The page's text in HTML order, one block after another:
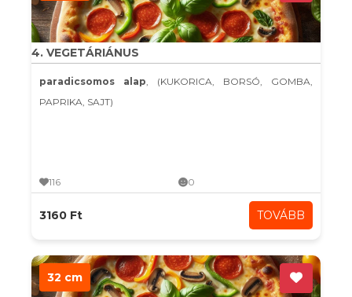
4. VEGETÁRIÁNUS
paradicsomos alap, (KUKORICA, BORSÓ, GOMBA,
PAPRIKA, SAJT)
116 0
3160 Ft TOVÁBB
32 cm